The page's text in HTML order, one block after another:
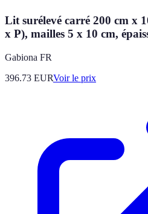
Lit surélevé carré 200 cm x
x P), mailles 5 x 10 cm,
Gabiona FR
396.73 EURVoir le prix